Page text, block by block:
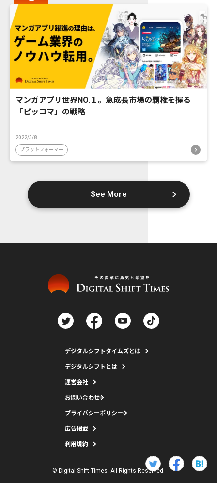
マンガアプリ世界NO.１。急成長市場の覇権を握る
「ピッコマ」の戦略
2022/3/8
プラットフォーマー
See More
デジタルシフトタイムズとは
デジタルシフトとは
運営会社
お問い合わせ
プライバシーポリシー
広告掲載
利用規約
© Digital Shift Times. All Rights Reserved.